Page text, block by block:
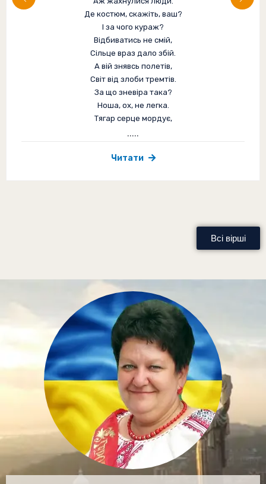
Де костюм, скажіть, ваш?
І за чого кураж?
Відбиватись не смій,
Сільце враз дало збій.
А вій знявсь полетів,
Світ від злоби тремтів.
За що зневіра така?
Ноша, ох, не легка.
Тягар серце мордує,
.....
Читати
Всі вірші